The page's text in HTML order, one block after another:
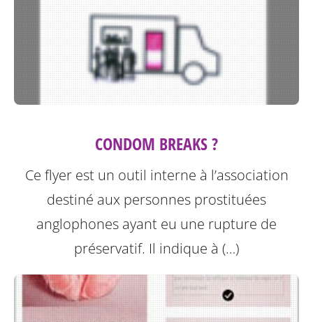
CONDOM BREAKS ?
Ce flyer est un outil interne à l’association
destiné aux personnes prostituées
anglophones ayant eu une rupture de
préservatif. Il indique à (…)